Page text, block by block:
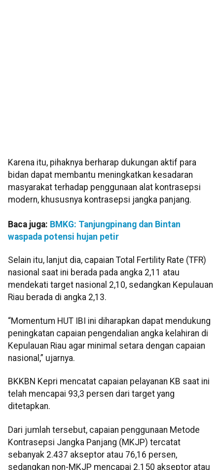
Karena itu, pihaknya berharap dukungan aktif para
bidan dapat membantu meningkatkan kesadaran
masyarakat terhadap penggunaan alat kontrasepsi
modern, khususnya kontrasepsi jangka panjang.
Baca juga: BMKG: Tanjungpinang dan Bintan
waspada potensi hujan petir
Selain itu, lanjut dia, capaian Total Fertility Rate (TFR)
nasional saat ini berada pada angka 2,11 atau
mendekati target nasional 2,10, sedangkan Kepulauan
Riau berada di angka 2,13.
“Momentum HUT IBI ini diharapkan dapat mendukung
peningkatan capaian pengendalian angka kelahiran di
Kepulauan Riau agar minimal setara dengan capaian
nasional,” ujarnya.
BKKBN Kepri mencatat capaian pelayanan KB saat ini
telah mencapai 93,3 persen dari target yang
ditetapkan.
Dari jumlah tersebut, capaian penggunaan Metode
Kontrasepsi Jangka Panjang (MKJP) tercatat
sebanyak 2.437 akseptor atau 76,16 persen,
sedangkan non-MKJP mencapai 2.150 akseptor atau